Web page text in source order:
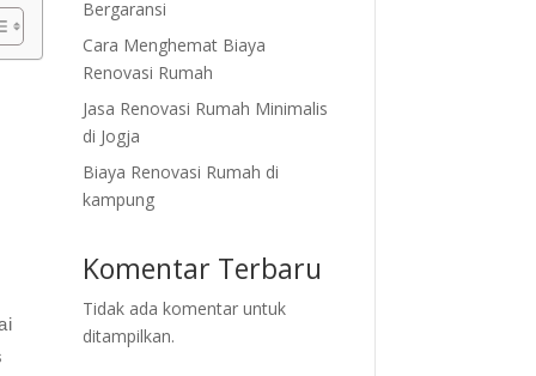
Bergaransi
Cara Menghemat Biaya
Renovasi Rumah
Jasa Renovasi Rumah Minimalis
di Jogja
Biaya Renovasi Rumah di
kampung
Komentar Terbaru
Tidak ada komentar untuk
ditampilkan.